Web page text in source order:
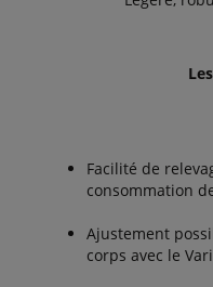
Facilité de
consommation
Ajustement
corps avec le